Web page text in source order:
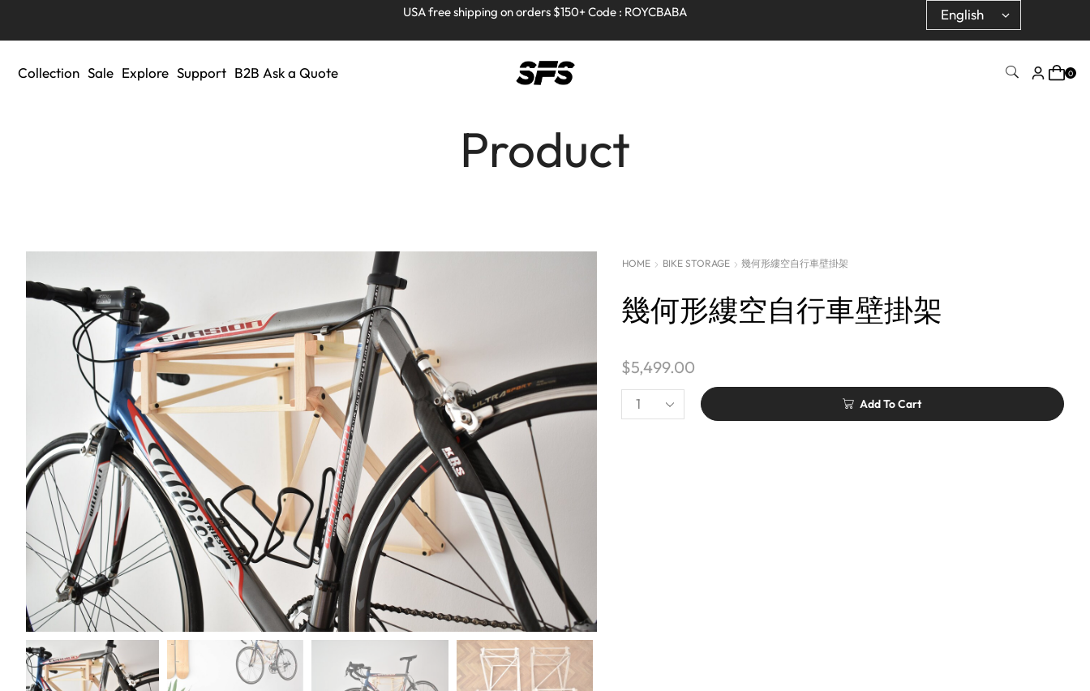
Full refund on any products!
USA free shipping on orders $150+ Code : ROYCBABA
Full refund on any products!
USA free shipping on orders $150+ Code : ROYCBABA
Collection Sale Explore Support B2B Ask a Quote 0
Product
HOME BIKE STORAGE 幾何形縷空自行車壁掛架
幾何形縷空自行車壁掛架
$5,499.00
Add To Cart